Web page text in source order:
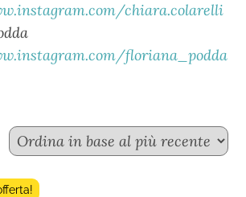
chiara.colarelli
floriana_podda